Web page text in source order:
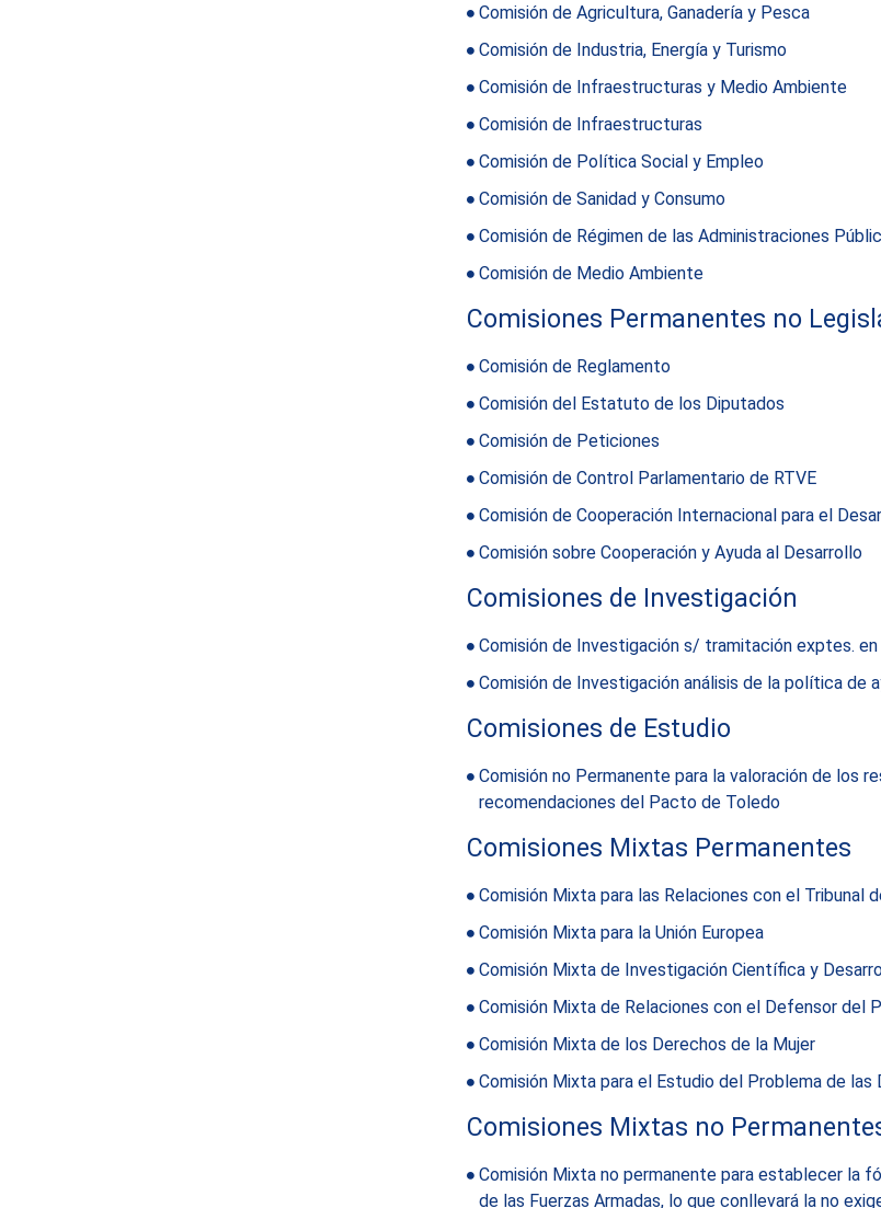
Comisión de Agricultura, Ganadería y Pesca
Comisión de Industria, Energía y Turismo
Comisión de Infraestructuras y Medio Ambiente
Comisión de Infraestructuras
Comisión de Política Social y Empleo
Comisión de Sanidad y Consumo
Comisión de Régimen de las Administraciones
Comisión de Medio Ambiente
Comisiones Permanentes no
Comisión de Reglamento
Comisión del Estatuto de los Diputados
Comisión de Peticiones
Comisión de Control Parlamentario de RTVE
Comisión de Cooperación Internacional para el
Comisión sobre Cooperación y Ayuda al Desarrollo
Comisiones de Investigación
Comisión de Investigación s/ tramitación exptes. en
Comisión de Investigación análisis de la política de
Comisiones de Estudio
Comisión no Permanente para la valoración de los
recomendaciones del Pacto de Toledo
Comisiones Mixtas Permanentes
Comisión Mixta para las Relaciones con el Tribunal
Comisión Mixta para la Unión Europea
Comisión Mixta de Investigación Científica y
Comisión Mixta de Relaciones con el Defensor del
Comisión Mixta de los Derechos de la Mujer
Comisión Mixta para el Estudio del Problema de las
Comisiones Mixtas no
Comisión Mixta no permanente para establecer la
de las Fuerzas Armadas, lo que conllevará la no